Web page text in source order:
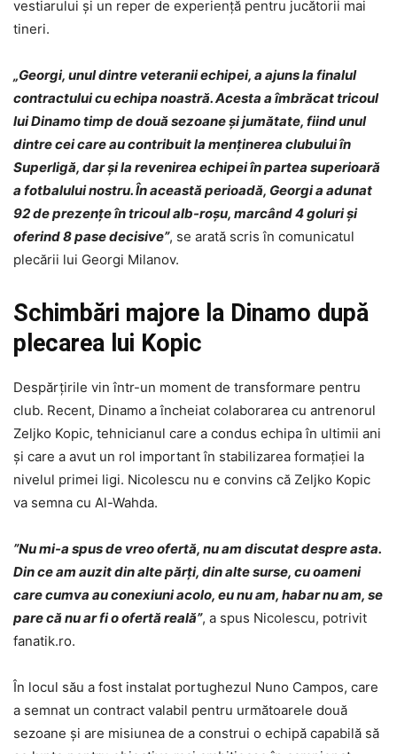
vestiarului și un reper de experiență pentru jucătorii mai
tineri.
„Georgi, unul dintre veteranii echipei, a ajuns la finalul
contractului cu echipa noastră. Acesta a îmbrăcat tricoul
lui Dinamo timp de două sezoane și jumătate, fiind unul
dintre cei care au contribuit la menținerea clubului în
Superligă, dar și la revenirea echipei în partea superioară
a fotbalului nostru. În această perioadă, Georgi a adunat
92 de prezențe în tricoul alb-roșu, marcând 4 goluri și
oferind 8 pase decisive”, se arată scris în comunicatul
plecării lui Georgi Milanov.
Schimbări majore la Dinamo după
plecarea lui Kopic
Despărțirile vin într-un moment de transformare pentru
club. Recent, Dinamo a încheiat colaborarea cu antrenorul
Zeljko Kopic, tehnicianul care a condus echipa în ultimii ani
și care a avut un rol important în stabilizarea formației la
nivelul primei ligi. Nicolescu nu e convins că Zeljko Kopic
va semna cu Al-Wahda.
”Nu mi-a spus de vreo ofertă, nu am discutat despre asta.
Din ce am auzit din alte părți, din alte surse, cu oameni
care cumva au conexiuni acolo, eu nu am, habar nu am, se
pare că nu ar fi o ofertă reală”, a spus Nicolescu, potrivit
fanatik.ro.
În locul său a fost instalat portughezul Nuno Campos, care
a semnat un contract valabil pentru următoarele două
sezoane și are misiunea de a construi o echipă capabilă să